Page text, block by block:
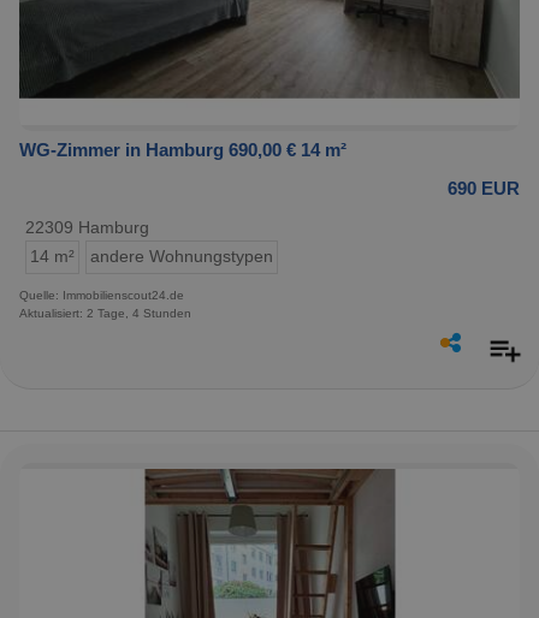
WG-Zimmer in Hamburg 690,00 € 14 m²
690 EUR
22309 Hamburg
14 m²
andere Wohnungstypen
Quelle: Immobilienscout24.de
Aktualisiert: 2 Tage, 4 Stunden